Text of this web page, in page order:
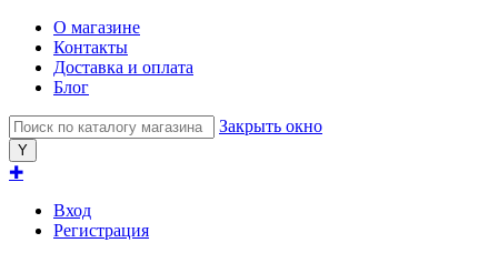
О магазине
Контакты
Доставка и оплата
Блог
Закрыть окно
✚
Вход
Регистрация